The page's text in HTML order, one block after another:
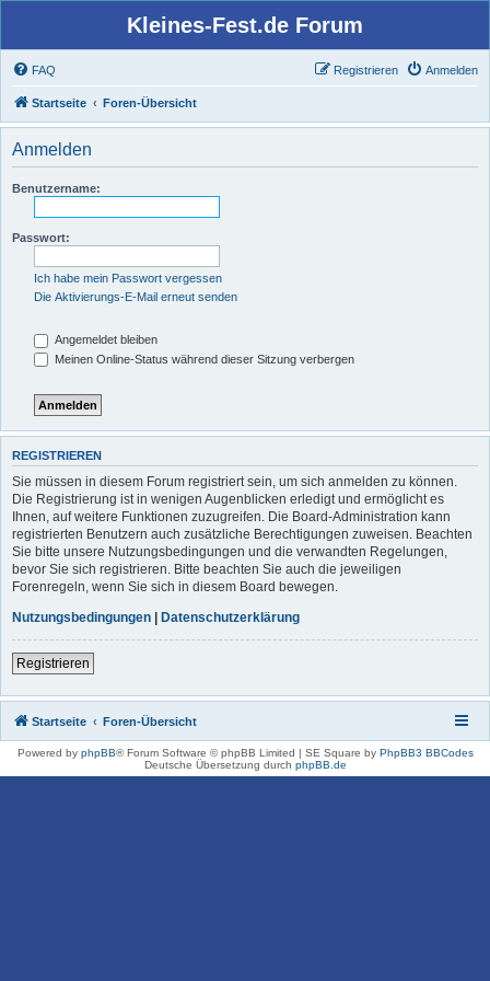
Kleines-Fest.de Forum
FAQ Anmelden
Registrieren
Startseite Foren-Übersicht
Anmelden
Benutzername:
Passwort:
Ich habe mein Passwort vergessen
Die Aktivierungs-E-Mail erneut senden
Angemeldet bleiben
Meinen Online-Status während dieser Sitzung verbergen
REGISTRIEREN
Sie müssen in diesem Forum registriert sein, um sich anmelden zu können.
Die Registrierung ist in wenigen Augenblicken erledigt und ermöglicht es
Ihnen, auf weitere Funktionen zuzugreifen. Die Board-Administration kann
registrierten Benutzern auch zusätzliche Berechtigungen zuweisen. Beachten
Sie bitte unsere Nutzungsbedingungen und die verwandten Regelungen,
bevor Sie sich registrieren. Bitte beachten Sie auch die jeweiligen
Forenregeln, wenn Sie sich in diesem Board bewegen.
Nutzungsbedingungen | Datenschutzerklärung
Registrieren
Startseite Foren-Übersicht
Powered by phpBB® Forum Software © phpBB Limited | SE Square by PhpBB3 BBCodes
Deutsche Übersetzung durch phpBB.de